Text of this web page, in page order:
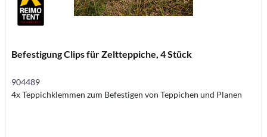
Befestigung Clips für Zeltteppiche, 4 Stück
904489
4x Teppichklemmen zum Befestigen von Teppichen und Planen